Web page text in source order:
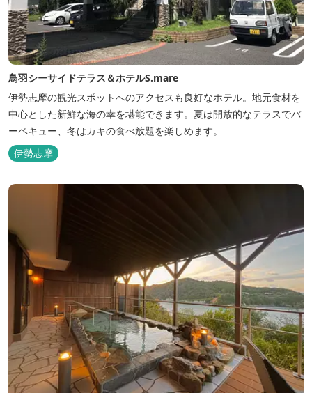
鳥羽シーサイドテラス＆ホテルS.mare
伊勢志摩の観光スポットへのアクセスも良好なホテル。地元食材を
中心とした新鮮な海の幸を堪能できます。夏は開放的なテラスでバ
ーベキュー、冬はカキの食べ放題を楽しめます。
伊勢志摩